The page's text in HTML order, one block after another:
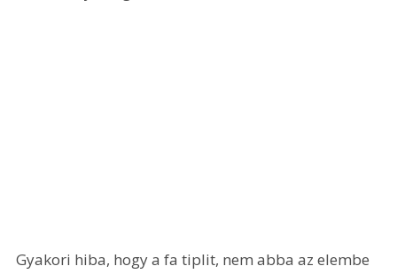
Gyakori hiba, hogy a fa tiplit, nem abba az elembe